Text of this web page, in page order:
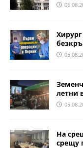
летни
На
срещу